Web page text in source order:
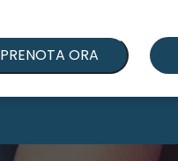
PRENOTA ORA